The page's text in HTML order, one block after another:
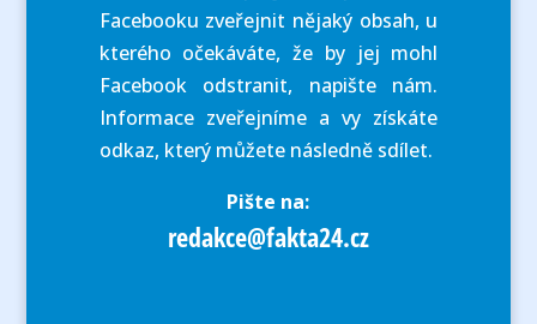
Facebooku zveřejnit nějaký obsah, u
kterého očekáváte, že by jej mohl
Facebook odstranit, napište nám.
Informace zveřejníme a vy získáte
odkaz, který můžete následně sdílet.
Pište na:
redakce@fakta24.cz